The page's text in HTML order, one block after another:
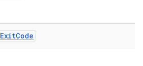
ExitCode